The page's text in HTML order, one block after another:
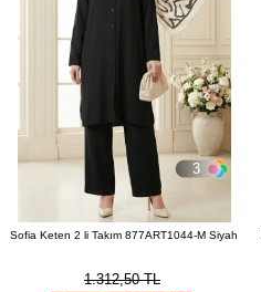
3
Sofia Keten 2 li Takım 877ART1044-M Siyah
1.312,50 TL